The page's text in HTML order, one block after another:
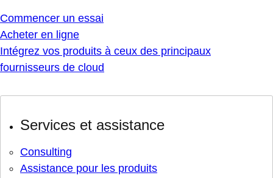
Commencer un essai
Acheter en ligne
Intégrez vos produits à ceux des principaux
fournisseurs de cloud
Services et assistance
Consulting
Assistance pour les produits